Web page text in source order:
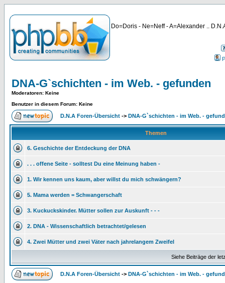
Do=Doris - Ne=Neff - A=Alexander ..
DNA-G`schichten - im Web. - gefunden
Moderatoren: Keine
Benutzer in diesem Forum: Keine
D.N.A Foren-Übersicht -> DNA-G`schichten - im Web. -
Themen
6. Geschichte der Entdeckung der DNA
. . . offene Seite - solltest Du eine Meinung haben -
1. Wir kennen uns kaum, aber willst du mich schwängern?
5. Mama werden = Schwangerschaft
3. Kuckuckskinder. Mütter sollen zur Auskunft - - -
2. DNA - Wissenschaftlich betrachtet/gelesen
4. Zwei Mütter und zwei Väter nach jahrelangem Zweifel
Siehe Beiträge der
D.N.A Foren-Übersicht -> DNA-G`schichten - im Web. -